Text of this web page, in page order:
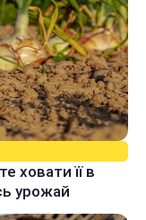
ховати її в
урожай